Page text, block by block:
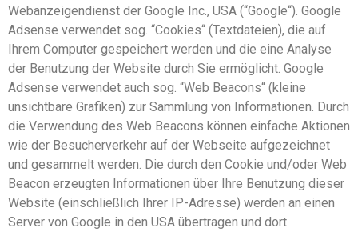
Webanzeigendienst der Google Inc., USA (“Google“). Google
Adsense verwendet sog. “Cookies“ (Textdateien), die auf
Ihrem Computer gespeichert werden und die eine Analyse
der Benutzung der Website durch Sie ermöglicht. Google
Adsense verwendet auch sog. “Web Beacons“ (kleine
unsichtbare Grafiken) zur Sammlung von Informationen. Durch
die Verwendung des Web Beacons können einfache Aktionen
wie der Besucherverkehr auf der Webseite aufgezeichnet
und gesammelt werden. Die durch den Cookie und/oder Web
Beacon erzeugten Informationen über Ihre Benutzung dieser
Website (einschließlich Ihrer IP-Adresse) werden an einen
Server von Google in den USA übertragen und dort